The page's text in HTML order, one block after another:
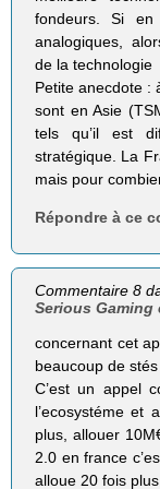
fondeurs. Si
analogiques,
de la technologie
Petite anecdote :
sont en Asie
tels qu’il est
stratégique. La
mais pour
Répondre à ce
Commentaire 8
Serious Gaming
concernant cet
beaucoup de
C’est un appel
l’ecosystéme et
plus, allouer
2.0 en france
alloue 20 fois plus